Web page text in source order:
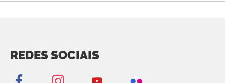
REDES SOCIAIS